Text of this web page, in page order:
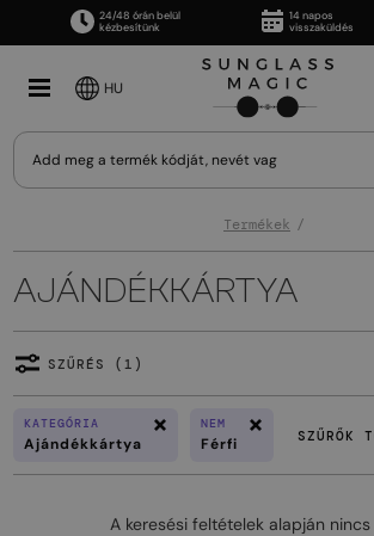
24/48 órán belül
kézbesítünk
14 napos
visszaküldés
HU
Termékek
AJÁNDÉKKÁRTYA
SZŰRÉS (1)
KATEGÓRIA
Ajándékkártya
NEM
Férfi SZŰRŐK
A keresési feltételek alapján